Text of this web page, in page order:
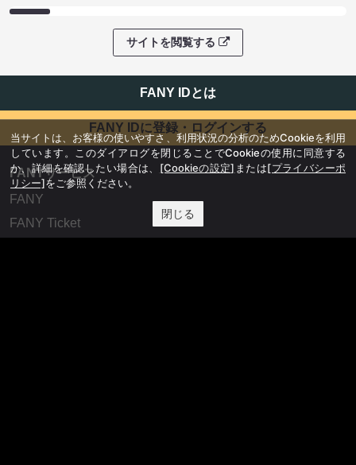
サイトを閲覧する
FANY IDとは
FANY IDに登録・ログインする
FANYサービス
FANY
FANY Ticket
当サイトは、お客様の使いやすさ、利用状況の分析のためCookieを利用
しています。このダイアログを閉じることでCookieの使用に同意する
か、詳細を確認したい場合は、 [Cookieの設定] または[プライバシーポ
リシー]をご参照ください。
閉じる